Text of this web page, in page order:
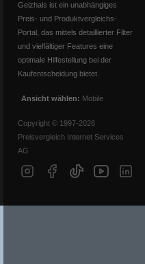
Geizhals ist ein unabhängiges
Preis- und Produktvergleichs-
Portal, das mittels detaillierter Filter
und vielfältiger Features eine
optimale Hilfestellung bei der
Kaufentscheidung bietet.
Ansicht wählen: Mobile
Copyright © 1997-2026
Preisvergleich Internet Services
AG